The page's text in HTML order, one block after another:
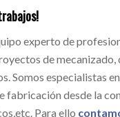
experto de
de mecanizado,
Somos especialistas en
fabricación desde la
Para ello